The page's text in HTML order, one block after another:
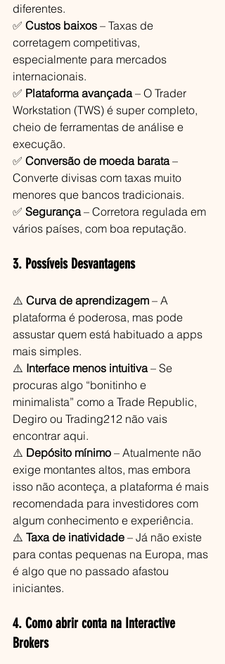
diferentes.
✅ Custos baixos – Taxas de
corretagem competitivas,
especialmente para mercados
internacionais.
✅ Plataforma avançada – O Trader
Workstation (TWS) é super completo,
cheio de ferramentas de análise e
execução.
✅ Conversão de moeda barata –
Converte divisas com taxas muito
menores que bancos tradicionais.
✅ Segurança – Corretora regulada em
vários países, com boa reputação.
3. Possíveis Desvantagens
⚠️ Curva de aprendizagem – A
plataforma é poderosa, mas pode
assustar quem está habituado a apps
mais simples.
⚠️ Interface menos intuitiva – Se
procuras algo “bonitinho e
minimalista” como a Trade Republic,
Degiro ou Trading212 não vais
encontrar aqui.
⚠️ Depósito mínimo – Atualmente não
exige montantes altos, mas embora
isso não aconteça, a plataforma é mais
recomendada para investidores com
algum conhecimento e experiência.
⚠️ Taxa de inatividade – Já não existe
para contas pequenas na Europa, mas
é algo que no passado afastou
iniciantes.
4. Como abrir conta na Interactive
Brokers